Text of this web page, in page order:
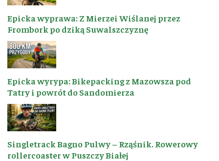
Epicka wyprawa: Z Mierzei Wiślanej przez
Frombork po dziką Suwalszczyznę
Epicka wyrypa: Bikepacking z Mazowsza pod
Tatry i powrót do Sandomierza
Singletrack Bagno Pulwy – Rząśnik. Rowerowy
rollercoaster w Puszczy Białej